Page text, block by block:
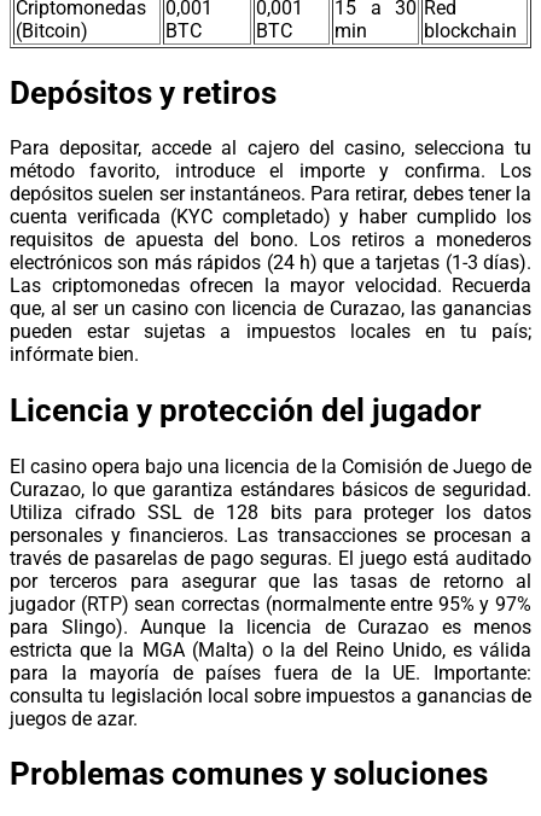
Criptomonedas
(Bitcoin)
0,001
BTC
0,001
BTC
15 a 30
min
Red
blockchain
Depósitos y retiros
Para depositar, accede al cajero del casino, selecciona tu
método favorito, introduce el importe y confirma. Los
depósitos suelen ser instantáneos. Para retirar, debes tener la
cuenta verificada (KYC completado) y haber cumplido los
requisitos de apuesta del bono. Los retiros a monederos
electrónicos son más rápidos (24 h) que a tarjetas (1-3 días).
Las criptomonedas ofrecen la mayor velocidad. Recuerda
que, al ser un casino con licencia de Curazao, las ganancias
pueden estar sujetas a impuestos locales en tu país;
infórmate bien.
Licencia y protección del jugador
El casino opera bajo una licencia de la Comisión de Juego de
Curazao, lo que garantiza estándares básicos de seguridad.
Utiliza cifrado SSL de 128 bits para proteger los datos
personales y financieros. Las transacciones se procesan a
través de pasarelas de pago seguras. El juego está auditado
por terceros para asegurar que las tasas de retorno al
jugador (RTP) sean correctas (normalmente entre 95% y 97%
para Slingo). Aunque la licencia de Curazao es menos
estricta que la MGA (Malta) o la del Reino Unido, es válida
para la mayoría de países fuera de la UE. Importante:
consulta tu legislación local sobre impuestos a ganancias de
juegos de azar.
Problemas comunes y soluciones